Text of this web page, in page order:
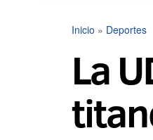
Inicio » Deportes
La